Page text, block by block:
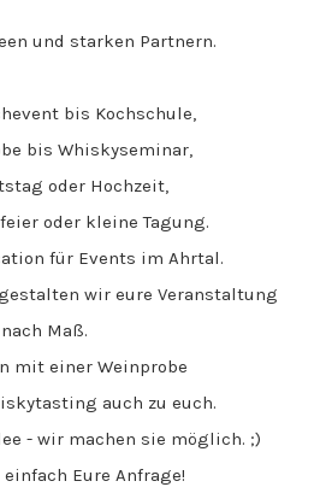
und starken Partnern.
bis Kochschule,
bis Whiskyseminar,
oder Hochzeit,
oder kleine Tagung.
für Events im Ahrtal.
wir eure Veranstaltung
nach Maß.
mit einer Weinprobe
auch zu euch.
- wir machen sie möglich. ;)
Eure Anfrage!